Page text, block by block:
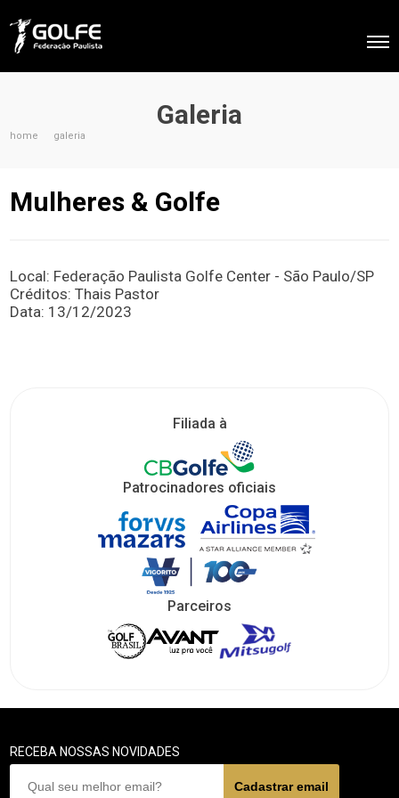
Galeria
home galeria
Mulheres & Golfe
Local: Federação Paulista Golfe Center - São Paulo/SP
Créditos: Thais Pastor
Data: 13/12/2023
Filiada à
Patrocinadores oficiais
Parceiros
RECEBA NOSSAS NOVIDADES